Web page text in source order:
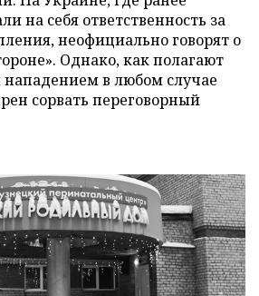
на себя ответственность за
неофициально говорят о
Однако, как полагают
нападением в любом случае
сорвать переговорный